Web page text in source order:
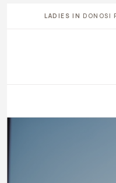
LADIES IN DONOSI